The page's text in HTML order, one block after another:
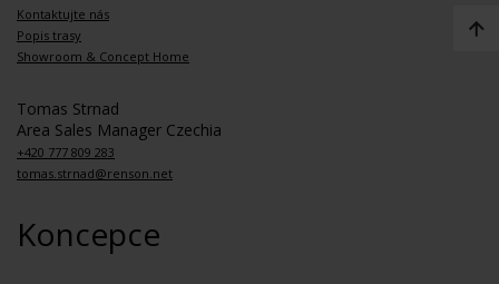
Kontaktujte nás
Popis trasy
Showroom & Concept Home
Tomas Strnad
Area Sales Manager Czechia
+420 777 809 283
tomas.strnad@renson.net
Koncepce